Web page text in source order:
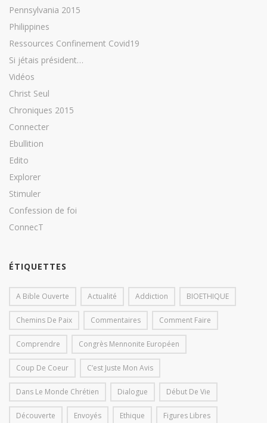
Pennsylvania 2015
Philippines
Ressources Confinement Covid19
Si jétais président…
Vidéos
Christ Seul
Chroniques 2015
Connecter
Ebullition
Edito
Explorer
Stimuler
Confession de foi
ConnecT
ÉTIQUETTES
A Bible Ouverte Actualité Addiction BIOETHIQUE
Chemins De Paix Commentaires Comment Faire
Comprendre Congrès Mennonite Européen
Coup De Coeur C’est Juste Mon Avis
Dans Le Monde Chrétien Dialogue Début De Vie
Découverte Envoyés Ethique Figures Libres